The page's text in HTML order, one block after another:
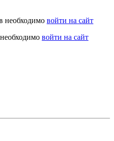
необходимо войти на сайт
войти на сайт